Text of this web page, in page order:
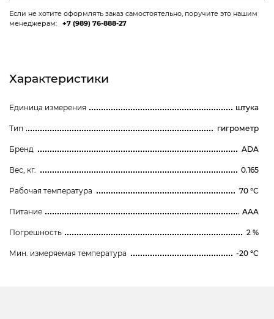
Если не хотите оформлять заказ самостоятельно, поручите это нашим
менеджерам:
+7 (989) 76-888-27
Характеристики
Единица измерения штука
Тип гигрометр
Бренд ADA
Вес, кг. 0.165
Рабочая температура 70 °C
Питание AAA
Погрешность 2 %
Мин. измеряемая температура -20 °C